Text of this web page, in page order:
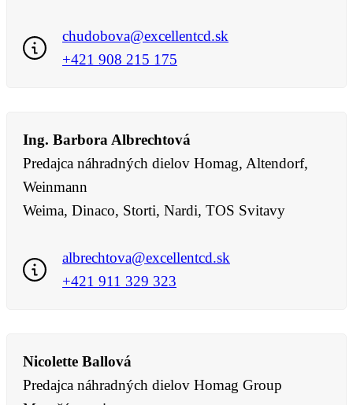
chudobova@excellentcd.sk
+421 908 215 175
Ing. Barbora Albrechtová
Predajca náhradných dielov Homag, Altendorf,
Weinmann
Weima, Dinaco, Storti, Nardi, TOS Svitavy
albrechtova@excellentcd.sk
+421 911 329 323
Nicolette Ballová
Predajca náhradných dielov Homag Group